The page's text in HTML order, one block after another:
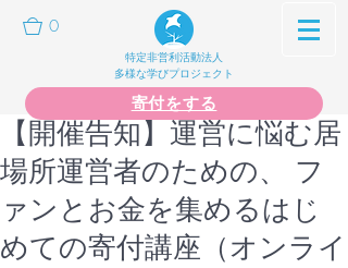
0
特定非営利活動法人
多様な学びプロジェクト
寄付をする
【開催告知】運営に悩む居
場所運営者のための、 フ
ァンとお金を集めるはじ
めての寄付講座（オンライ